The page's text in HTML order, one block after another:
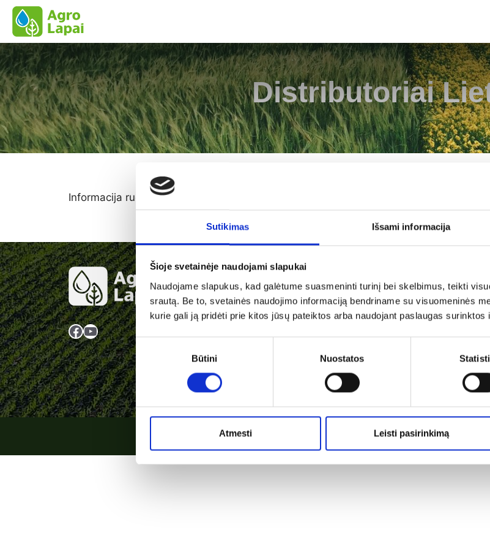
Sutikimas Išsami informacija
Šioje svetainėje naudojami slapukai
Naudojame slapukus, kad galėtume suasmeninti turinį bei skelbimus, teikti
srautą. Be to, svetainės naudojimo informaciją bendriname su visuomeninės
kurie gali ją pridėti prie kitos jūsų pateiktos arba naudojant paslaugas surinktos
Sutikimo
pasirinkimas
Būtini Nuostatos
Atmesti Leisti pasirinkimą
Pereiti
prie
turinio
Distributoriai
Informacija ruošiama
Facebook
YouTube
Rekvizitai
UAB Agrolapai
Įmonės kodas: 306158832
PVM mokėtojo kodas:
LT100015542910
Adresas: Vasaros g. 9,
Ginkūnų k., LT-81495 Šiaulių r.
+370 696
© 2026 agrolapai.lt